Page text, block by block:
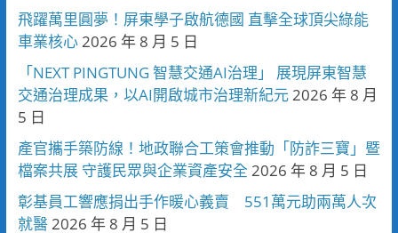
飛躍萬里圓夢！屏東學子啟航德國 直擊全球頂尖綠能
車業核心2026 年 8 月 5 日
「NEXT PINGTUNG 智慧交通AI治理」 展現屏東智慧
交通治理成果，以AI開啟城市治理新紀元2026 年 8 月
5 日
產官攜手築防線！地政聯合工策會推動「防詐三寶」暨
檔案共展 守護民眾與企業資產安全 2026 年 8 月 5 日
彰基員工響應捐出手作暖心義賣 551萬元助兩萬人次
就醫2026 年 8 月 5 日